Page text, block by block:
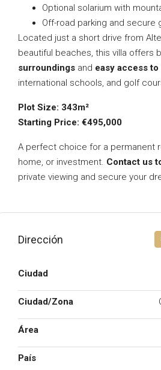
Optional solarium with
Off-road parking and secure
Located just a short drive from
beautiful beaches, this villa offers
surroundings and easy access
international schools, and golf
Plot Size: 343m²
Starting Price: €495,000
A perfect choice for a permanent
home, or investment. Contact us
private viewing and secure your
Dirección
Ciudad
Ciudad/Zona
Área
País